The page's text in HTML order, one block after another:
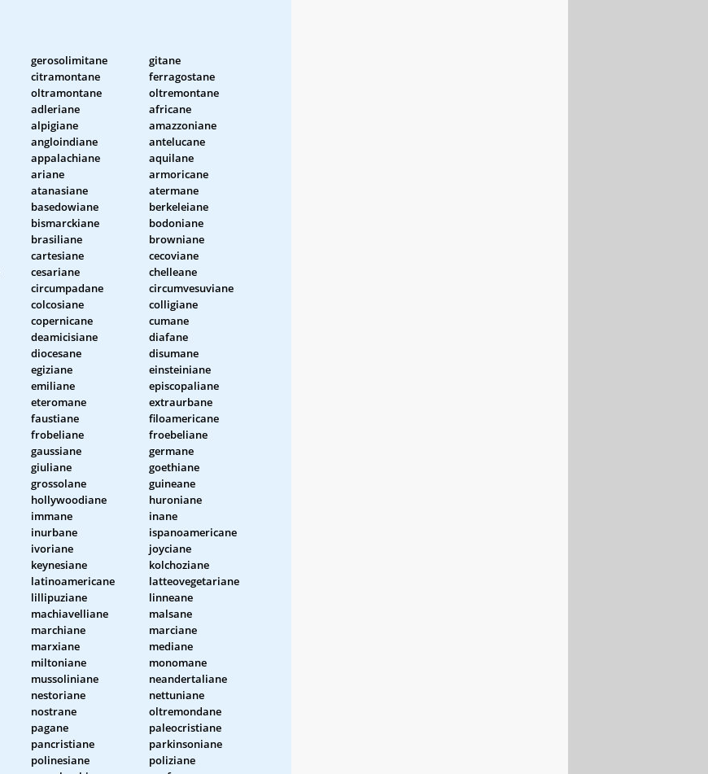
gerosolimitane
gitane
citramontane
ferragostane
oltramontane
oltremontane
adleriane
africane
alpigiane
amazzoniane
angloindiane
antelucane
appalachiane
aquilane
ariane
armoricane
atanasiane
atermane
basedowiane
berkeleiane
bismarckiane
bodoniane
brasiliane
browniane
cartesiane
cecoviane
cesariane
chelleane
circumpadane
circumvesuviane
colcosiane
colligiane
copernicane
cumane
deamicisiane
diafane
diocesane
disumane
egiziane
einsteiniane
emiliane
episcopaliane
eteromane
extraurbane
faustiane
filoamericane
frobeliane
froebeliane
gaussiane
germane
giuliane
goethiane
grossolane
guineane
hollywoodiane
huroniane
immane
inane
inurbane
ispanoamericane
ivoriane
joyciane
keynesiane
kolchoziane
latinoamericane
latteovegetariane
lillipuziane
linneane
machiavelliane
malsane
marchiane
marciane
marxiane
mediane
miltoniane
monomane
mussoliniane
neandertaliane
nestoriane
nettuniane
nostrane
oltremondane
pagane
paleocristiane
pancristiane
parkinsoniane
polinesiane
poliziane